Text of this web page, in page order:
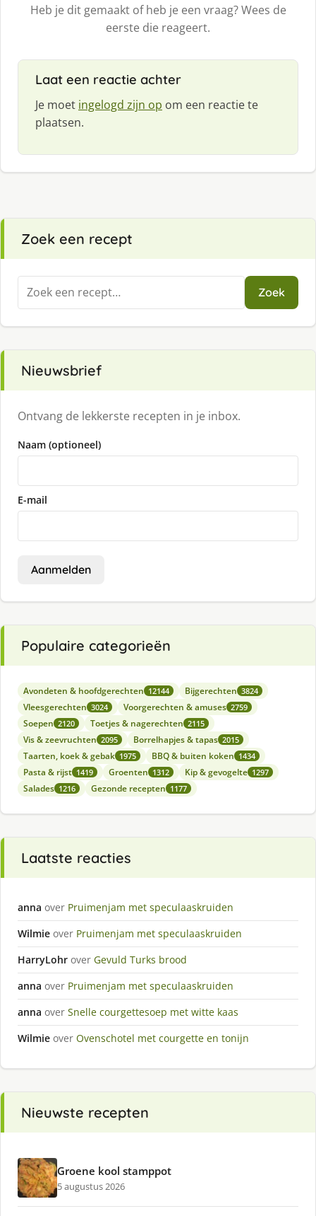
Heb je dit gemaakt of heb je een vraag? Wees de
eerste die reageert.
Laat een reactie achter
Je moet ingelogd zijn op om een reactie te
plaatsen.
Zoek een recept
Zoeken
naar:
Zoek
Nieuwsbrief
Ontvang de lekkerste recepten in je inbox.
Naam (optioneel)
E-mail
Aanmelden
Populaire categorieën
Avondeten & hoofdgerechten 12144 Bijgerechten 3824
Vleesgerechten 3024 Voorgerechten & amuses 2759
Soepen 2120 Toetjes & nagerechten 2115
Vis & zeevruchten 2095 Borrelhapjes & tapas 2015
Taarten, koek & gebak 1975 BBQ & buiten koken 1434
Pasta & rijst 1419 Groenten 1312 Kip & gevogelte 1297
Salades 1216 Gezonde recepten 1177
Laatste reacties
anna over Pruimenjam met speculaaskruiden
Wilmie over Pruimenjam met speculaaskruiden
HarryLohr over Gevuld Turks brood
anna over Pruimenjam met speculaaskruiden
anna over Snelle courgettesoep met witte kaas
Wilmie over Ovenschotel met courgette en tonijn
Nieuwste recepten
Groene kool stamppot
5 augustus 2026